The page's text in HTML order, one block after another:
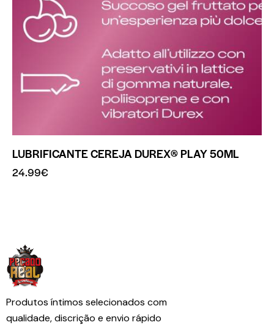
LUBRIFICANTE CEREJA DUREX® PLAY 50ML
24.99€
Produtos íntimos selecionados com
qualidade, discrição e envio rápido